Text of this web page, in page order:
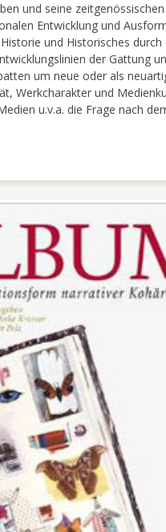
und seine zeitgenössischen
Entwicklung und
und Historisches durch
der Gattung
um neue oder als
Werkcharakter und
u.v.a. die Frage nach